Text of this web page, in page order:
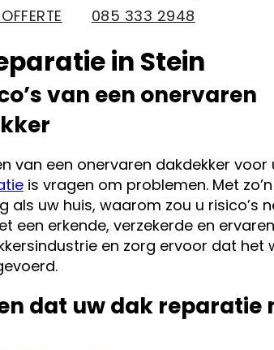
085 333 2948
in Stein
van een onervaren
van een onervaren dakdekker voor
is vragen om problemen. Met
als uw huis, waarom zou u risico’s
een erkende, verzekerde en
en zorg ervoor dat het
dat uw dak reparatie